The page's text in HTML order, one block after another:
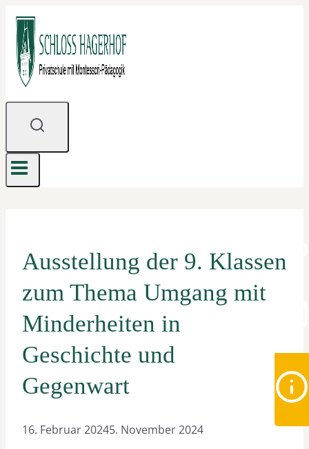
Zum
Inhalt
springen
Ausstellung der 9. Klassen
zum Thema Umgang mit
Minderheiten in
Geschichte und
Gegenwart
16. Februar 20245. November 2024